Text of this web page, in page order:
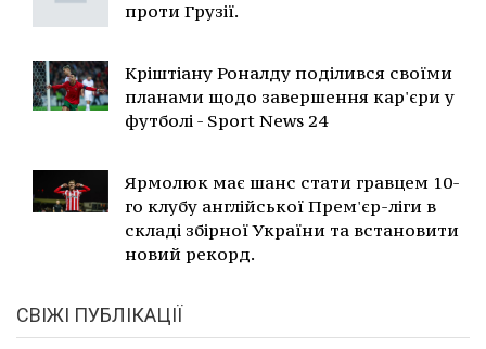
проти Грузії.
Кріштіану Роналду поділився своїми
планами щодо завершення кар'єри у
футболі - Sport News 24
Ярмолюк має шанс стати гравцем 10-
го клубу англійської Прем'єр-ліги в
складі збірної України та встановити
новий рекорд.
СВІЖІ ПУБЛІКАЦІЇ